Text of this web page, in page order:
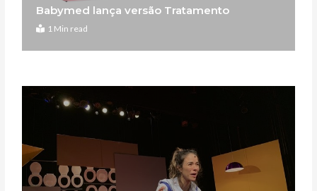
Babymed lança versão Tratamento
1 Min read